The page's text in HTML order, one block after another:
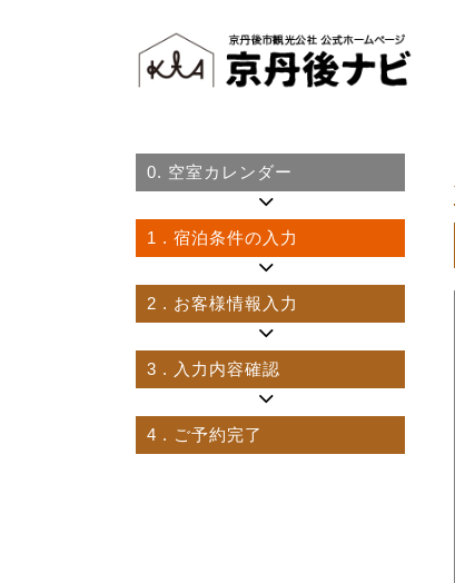
0. 空室カレンダー
1 . 宿泊条件の入力
2 . お客様情報入力
3 . 入力内容確認
4 . ご予約完了